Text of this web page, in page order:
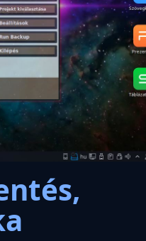
A magyar informatika és a
szoftverek megtisztítása